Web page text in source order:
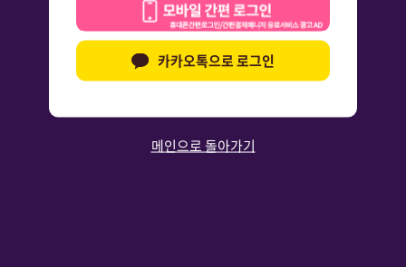
카카오톡으로 로그인
메인으로 돌아가기